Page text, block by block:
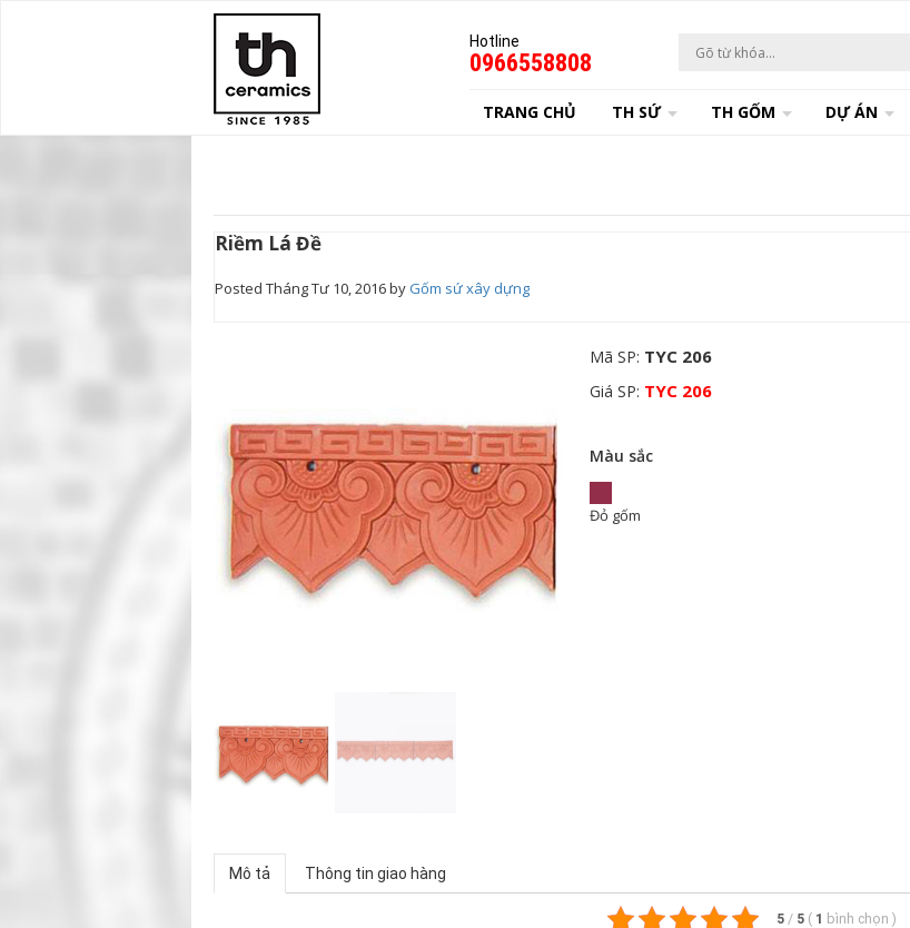
Hotline
0966558808
TRANG CHỦ TH SỨ TH GỐM DỰ ÁN
Riềm Lá Đề
Posted Tháng Tư 10, 2016byGốm sứ xây dựng
Mã SP: TYC 206
Giá SP: TYC 206
Màu sắc
Đỏ gốm
Mô tả Thông tin giao hàng
5 / 5 ( 1 bình chọn )